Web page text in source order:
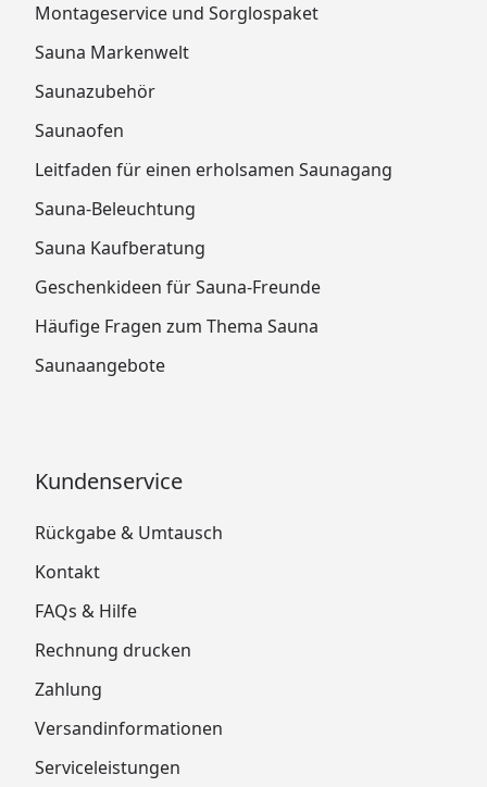
Montageservice und Sorglospaket
Sauna Markenwelt
Saunazubehör
Saunaofen
Leitfaden für einen erholsamen Saunagang
Sauna-Beleuchtung
Sauna Kaufberatung
Geschenkideen für Sauna-Freunde
Häufige Fragen zum Thema Sauna
Saunaangebote
Kundenservice
Rückgabe & Umtausch
Kontakt
FAQs & Hilfe
Rechnung drucken
Zahlung
Versandinformationen
Serviceleistungen